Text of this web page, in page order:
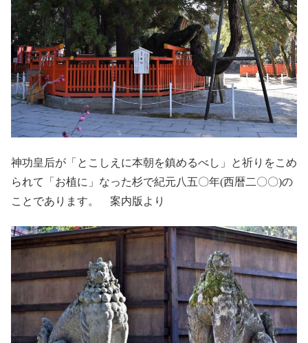
神功皇后が「とこしえに本朝を鎮めるべし」と祈りをこめ
られて「お植に」なった杉で紀元八五〇年(西暦二〇〇)の
ことであります。 案内版より